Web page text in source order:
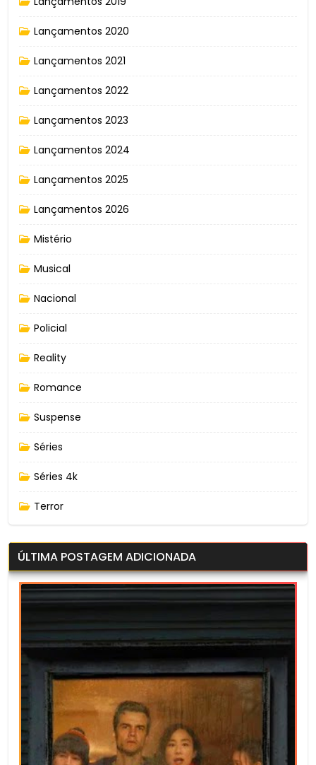
Lançamentos 2020
Lançamentos 2021
Lançamentos 2022
Lançamentos 2023
Lançamentos 2024
Lançamentos 2025
Lançamentos 2026
Mistério
Musical
Nacional
Policial
Reality
Romance
Suspense
Séries
Séries 4k
Terror
ÚLTIMA POSTAGEM ADICIONADA